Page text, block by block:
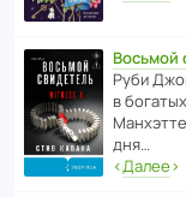
Восьмой
Руби
в
дня…
‹Далее›